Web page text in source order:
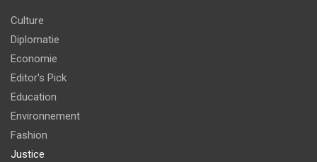
Culture
Diplomatie
Economie
Editor's Pick
Education
Environnement
Fashion
Justice